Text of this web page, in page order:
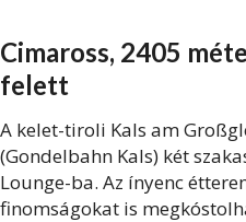
Cimaross, 2405
felett
A kelet-tiroli Kals am
(Gondelbahn Kals) két
Lounge-ba. Az ínyenc
finomságokat is